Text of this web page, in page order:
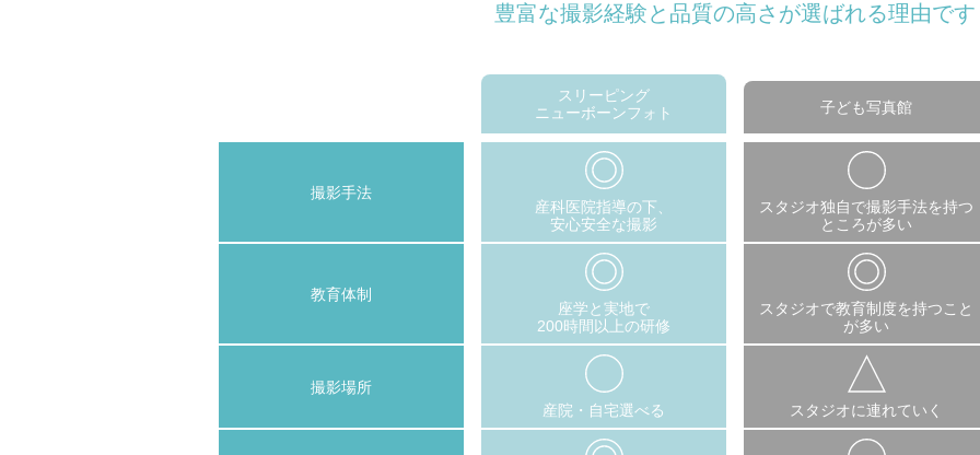
豊富な撮影経験と品質の高さが選ばれる理由です
スリーピング
ニューボーンフォト
子ども写真館
撮影手法
産科医院指導の下、
安心安全な撮影
スタジオ独自で撮影手法を持つ
ところが多い
教育体制
座学と実地で
200時間以上の研修
スタジオで教育制度を持つこと
が多い
撮影場所
産院・自宅選べる
スタジオに連れていく